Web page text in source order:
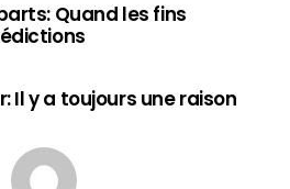
Quand les fins
Il y a toujours une raison